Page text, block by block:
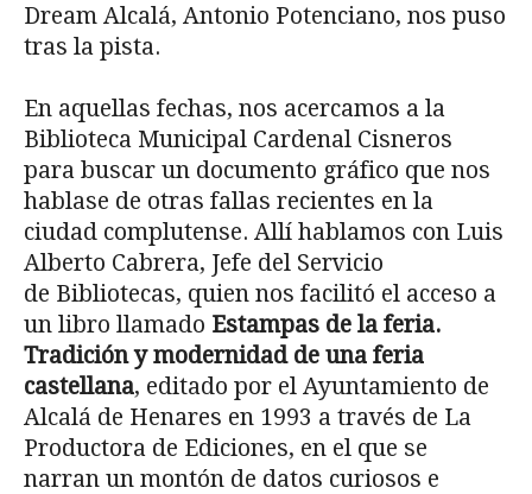
Dream Alcalá, Antonio Potenciano, nos puso
tras la pista.
En aquellas fechas, nos acercamos a la
Biblioteca Municipal Cardenal Cisneros
para buscar un documento gráfico que nos
hablase de otras fallas recientes en la
ciudad complutense. Allí hablamos con Luis
Alberto Cabrera, Jefe del Servicio
de Bibliotecas, quien nos facilitó el acceso a
un libro llamado Estampas de la feria.
Tradición y modernidad de una feria
castellana, editado por el Ayuntamiento de
Alcalá de Henares en 1993 a través de La
Productora de Ediciones, en el que se
narran un montón de datos curiosos e